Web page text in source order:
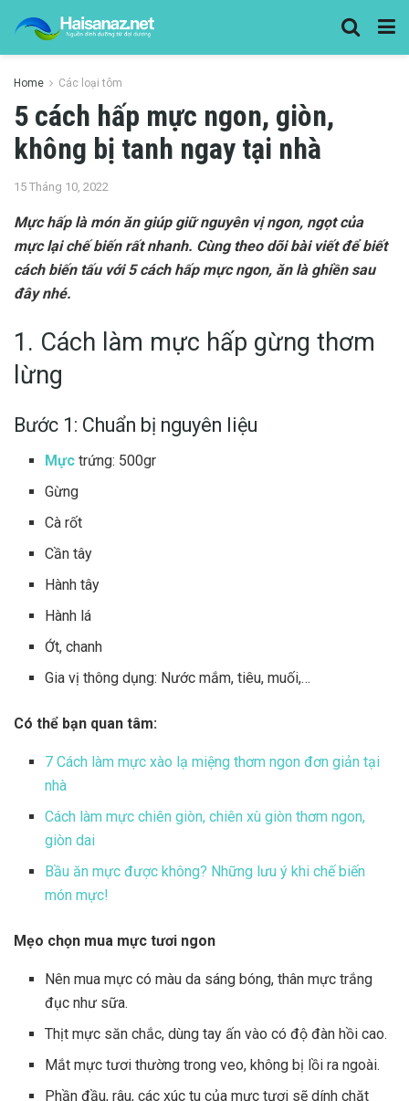
Home Các loại tôm
5 cách hấp mực ngon, giòn,
không bị tanh ngay tại nhà
15 Tháng 10, 2022
Mực hấp là món ăn giúp giữ nguyên vị ngon, ngọt của
mực lại chế biến rất nhanh. Cùng theo dõi bài viết để biết
cách biến tấu với 5 cách hấp mực ngon, ăn là ghiền sau
đây nhé.
1. Cách làm mực hấp gừng thơm
lừng
Bước 1: Chuẩn bị nguyên liệu
Mực trứng: 500gr
Gừng
Cà rốt
Cần tây
Hành tây
Hành lá
Ớt, chanh
Gia vị thông dụng: Nước mắm, tiêu, muối,…
Có thể bạn quan tâm:
7 Cách làm mực xào lạ miệng thơm ngon đơn giản tại
nhà
Cách làm mực chiên giòn, chiên xù giòn thơm ngon,
giòn dai
Bầu ăn mực được không? Những lưu ý khi chế biến
món mực!
Mẹo chọn mua mực tươi ngon
Nên mua mực có màu da sáng bóng, thân mực trắng
đục như sữa.
Thịt mực săn chắc, dùng tay ấn vào có độ đàn hồi cao.
Mắt mực tươi thường trong veo, không bị lồi ra ngoài.
Phần đầu, râu, các xúc tu của mực tươi sẽ dính chặt